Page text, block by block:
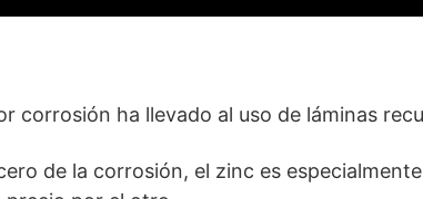
corrosión ha llevado al uso de láminas
de la corrosión, el zinc es